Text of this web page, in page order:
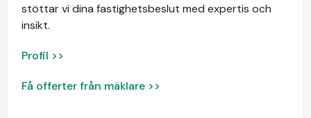
stöttar vi dina fastighetsbeslut med expertis och
insikt.
Profil >>
Få offerter från mäklare >>